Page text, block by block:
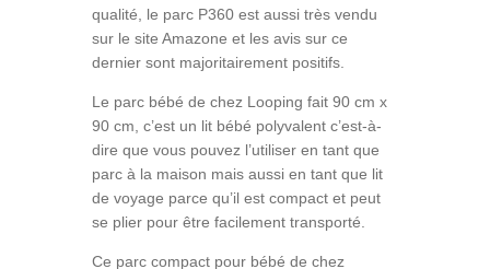
qualité, le parc P360 est aussi très vendu
sur le site Amazone et les avis sur ce
dernier sont majoritairement positifs.
Le parc bébé de chez Looping fait 90 cm x
90 cm, c’est un lit bébé polyvalent c’est-à-
dire que vous pouvez l’utiliser en tant que
parc à la maison mais aussi en tant que lit
de voyage parce qu’il est compact et peut
se plier pour être facilement transporté.
Ce parc compact pour bébé de chez